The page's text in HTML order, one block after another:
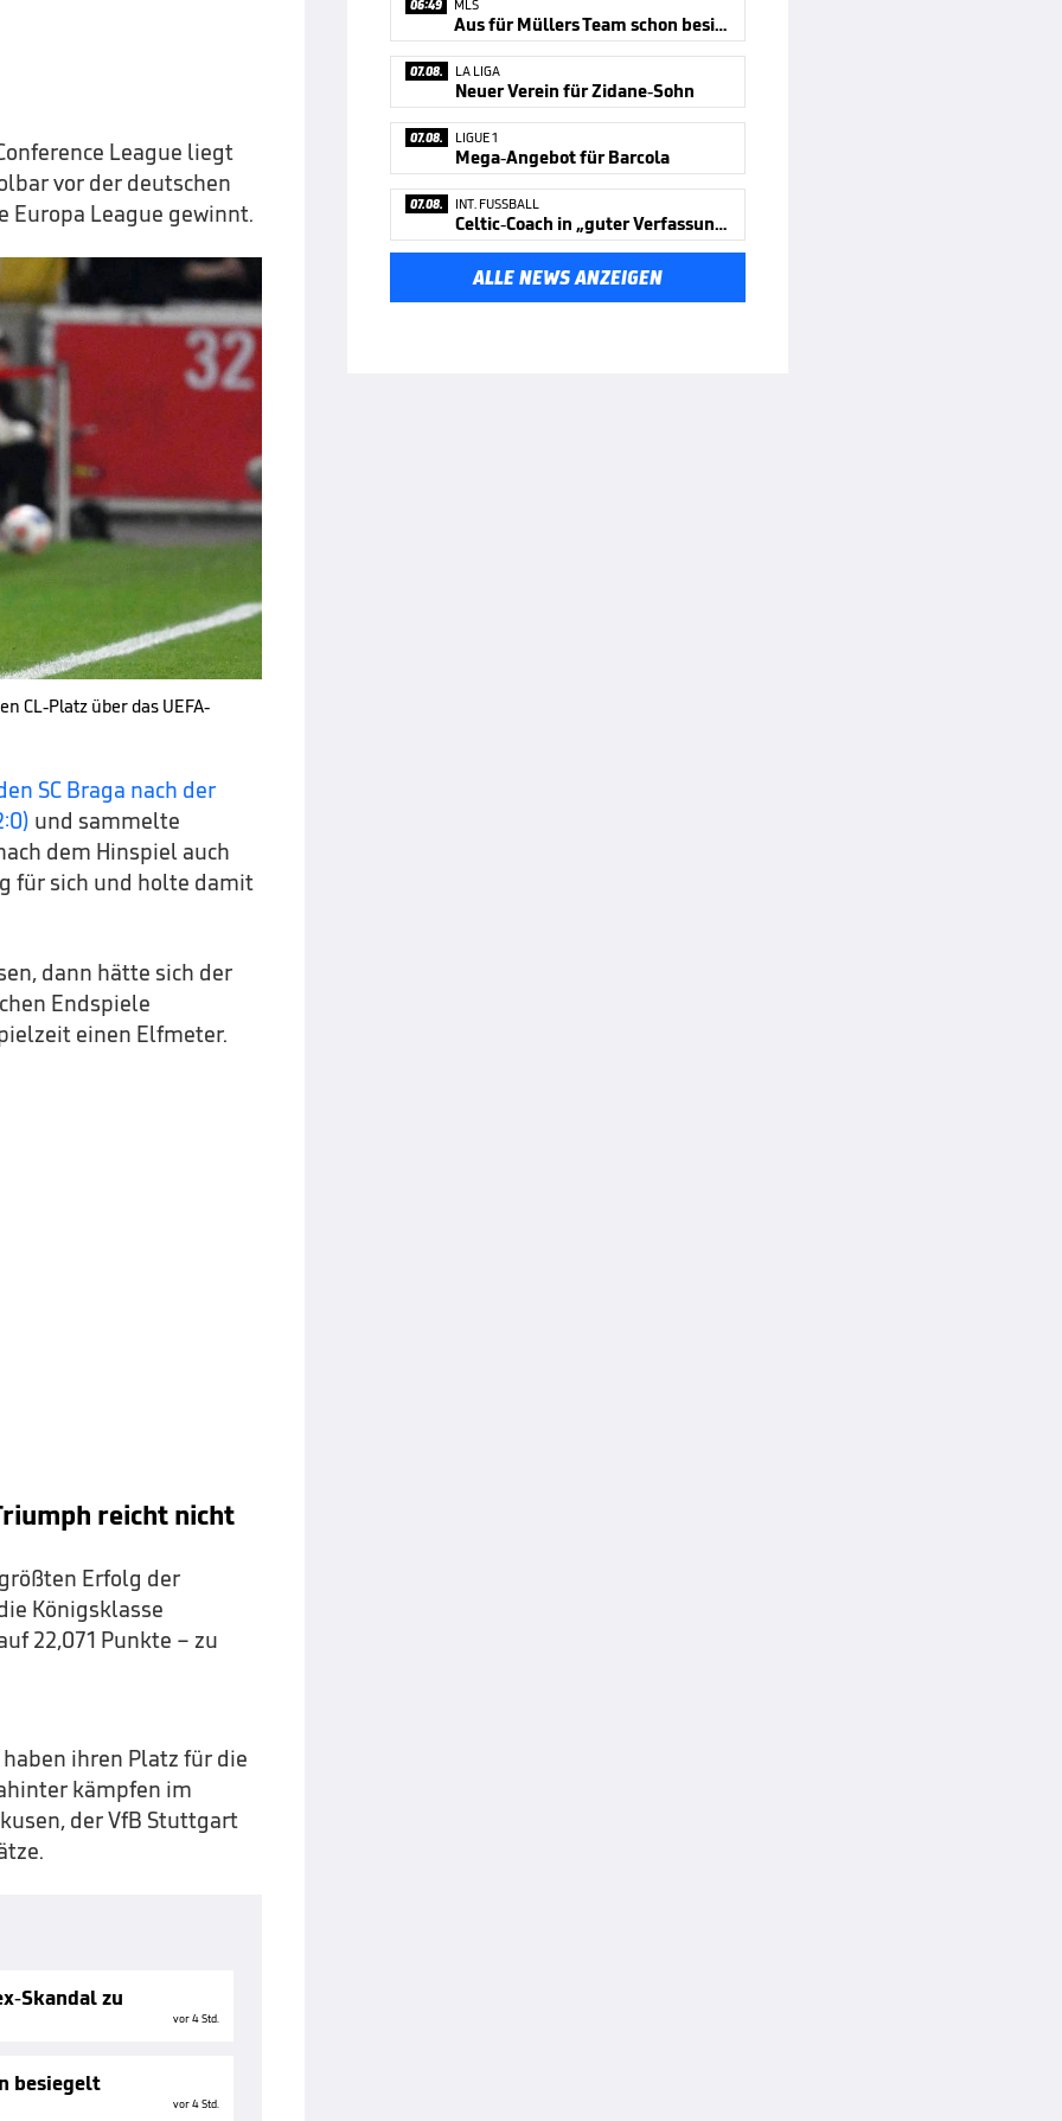
League liegt
vor der deutschen
Europa League gewinnt.
CL-Platz über das UEFA-
SC Braga nach der
und sammelte
dem Hinspiel auch
für sich und holte damit
dann hätte sich der
Endspiele
einen Elfmeter.
reicht nicht
Erfolg der
Königsklasse
22,071 Punkte – zu
ihren Platz für die
kämpfen im
der VfB Stuttgart
Skandal zu
vor 4 Std.
besiegelt
vor 4 Std.
06:49 MLS
Aus für Müllers Team schon besiegelt
07.08. LA LIGA
Neuer Verein für Zidane-Sohn
07.08. LIGUE 1
Mega-Angebot für Barcola
07.08. INT. FUSSBALL
Celtic-Coach in „guter Verfassung“
ALLE NEWS ANZEIGEN